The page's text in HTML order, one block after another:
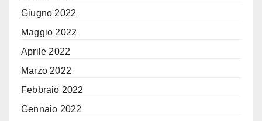
Giugno 2022
Maggio 2022
Aprile 2022
Marzo 2022
Febbraio 2022
Gennaio 2022